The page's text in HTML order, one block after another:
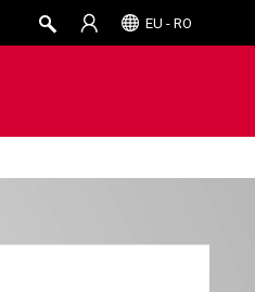
EU - RO